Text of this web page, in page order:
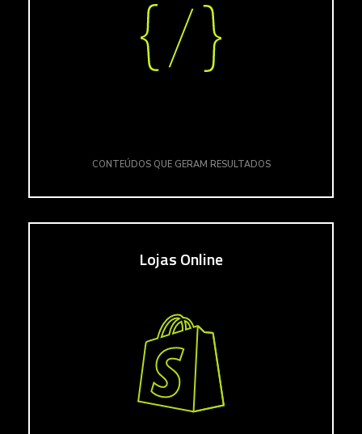
CONTEÚDOS QUE GERAM RESULTADOS
Lojas Online